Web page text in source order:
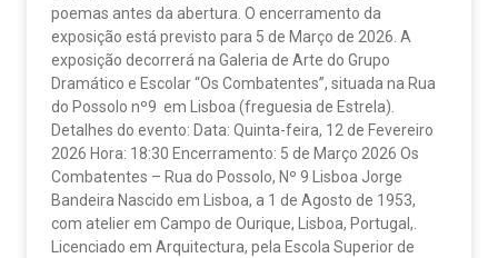
poemas antes da abertura. O encerramento da
exposição está previsto para 5 de Março de 2026. A
exposição decorrerá na Galeria de Arte do Grupo
Dramático e Escolar “Os Combatentes”, situada na Rua
do Possolo nº9 em Lisboa (freguesia de Estrela).
Detalhes do evento: Data: Quinta-feira, 12 de Fevereiro
2026 Hora: 18:30 Encerramento: 5 de Março 2026 Os
Combatentes – Rua do Possolo, Nº 9 Lisboa Jorge
Bandeira Nascido em Lisboa, a 1 de Agosto de 1953,
com atelier em Campo de Ourique, Lisboa, Portugal,.
Licenciado em Arquitectura, pela Escola Superior de